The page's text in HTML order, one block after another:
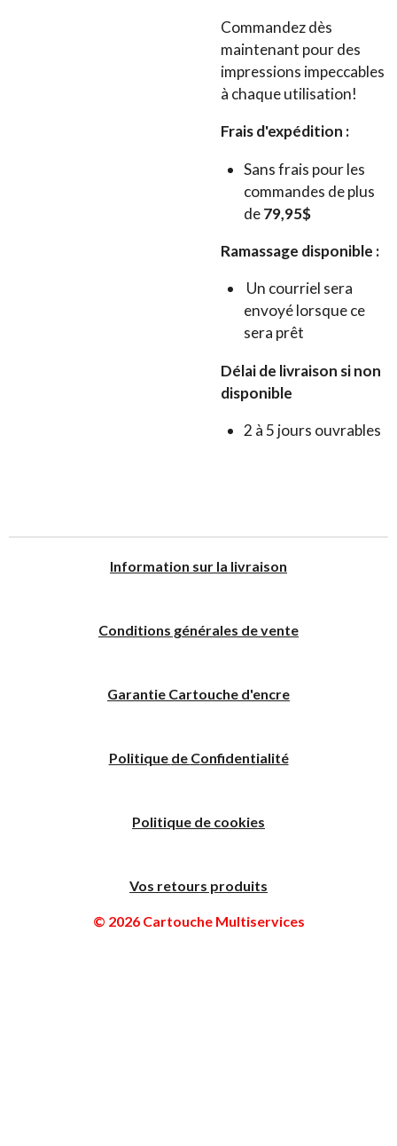
Commandez dès
maintenant pour des
impressions impeccables
à chaque utilisation!
Frais d'expédition :
Sans frais pour les
commandes de plus
de79,95$
Ramassage disponible :
Un courriel sera
envoyé lorsque ce
sera prêt
Délai de livraison si non
disponible
2 à 5 jours ouvrables
Information sur la livraison
Conditions générales de vente
Garantie Cartouche d'encre
Politique de Confidentialité
Politique de cookies
Vos retours produits
© 2026 Cartouche Multiservices